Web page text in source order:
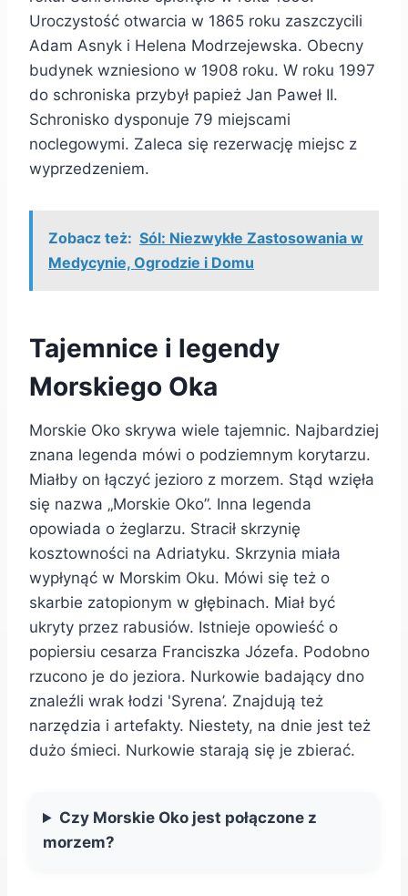
Uroczystość otwarcia w 1865 roku zaszczycili
Adam Asnyk i Helena Modrzejewska. Obecny
budynek wzniesiono w 1908 roku. W roku 1997
do schroniska przybył papież Jan Paweł II.
Schronisko dysponuje 79 miejscami
noclegowymi. Zaleca się rezerwację miejsc z
wyprzedzeniem.
Zobacz też: Sól: Niezwykłe Zastosowania w
Medycynie, Ogrodzie i Domu
Tajemnice i legendy
Morskiego Oka
Morskie Oko skrywa wiele tajemnic. Najbardziej
znana legenda mówi o podziemnym korytarzu.
Miałby on łączyć jezioro z morzem. Stąd wzięła
się nazwa „Morskie Oko”. Inna legenda
opowiada o żeglarzu. Stracił skrzynię
kosztowności na Adriatyku. Skrzynia miała
wypłynąć w Morskim Oku. Mówi się też o
skarbie zatopionym w głębinach. Miał być
ukryty przez rabusiów. Istnieje opowieść o
popiersiu cesarza Franciszka Józefa. Podobno
rzucono je do jeziora. Nurkowie badający dno
znaleźli wrak łodzi 'Syrena’. Znajdują też
narzędzia i artefakty. Niestety, na dnie jest też
dużo śmieci. Nurkowie starają się je zbierać.
Czy Morskie Oko jest połączone z
morzem?